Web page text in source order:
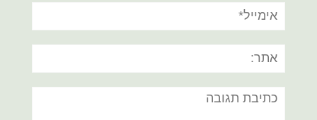
תגובה